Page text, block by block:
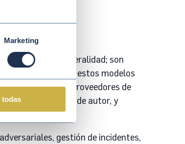
Marketing
todas
de generalidad; son
de estos modelos
informar a los proveedores de
de derechos de autor, y
gestión de incidentes,